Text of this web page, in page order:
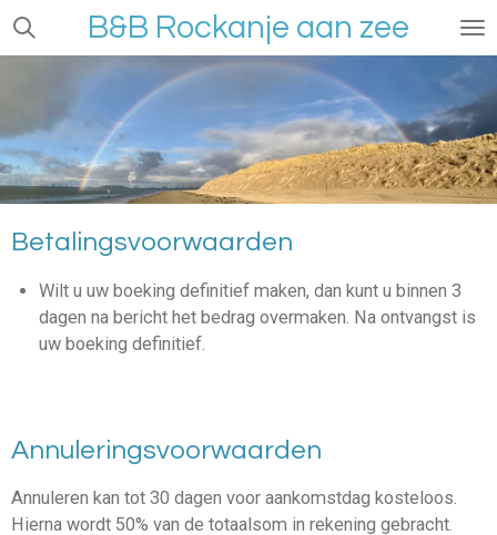
Ga
hoofdinhoud
B&B Rockanje aan zee
Betalingsvoorwaarden
Wilt u uw boeking definitief maken, dan kunt u binnen 3
dagen na bericht het bedrag overmaken. Na ontvangst is
uw boeking definitief.
Annuleringsvoorwaarden
Annuleren kan tot 30 dagen voor aankomstdag kosteloos.
Hierna wordt 50% van de totaalsom in rekening gebracht.